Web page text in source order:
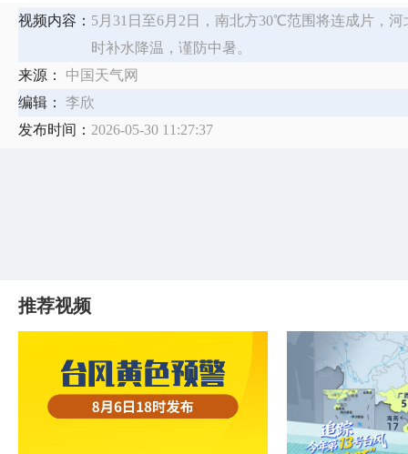
视频内容： 5月31日至6月2日，南北方30℃范围将连成片，
时补水降温，谨防中暑。
来源：
中国天气网
编辑：
李欣
发布时间： 2026-05-30 11:27:37
推荐视频